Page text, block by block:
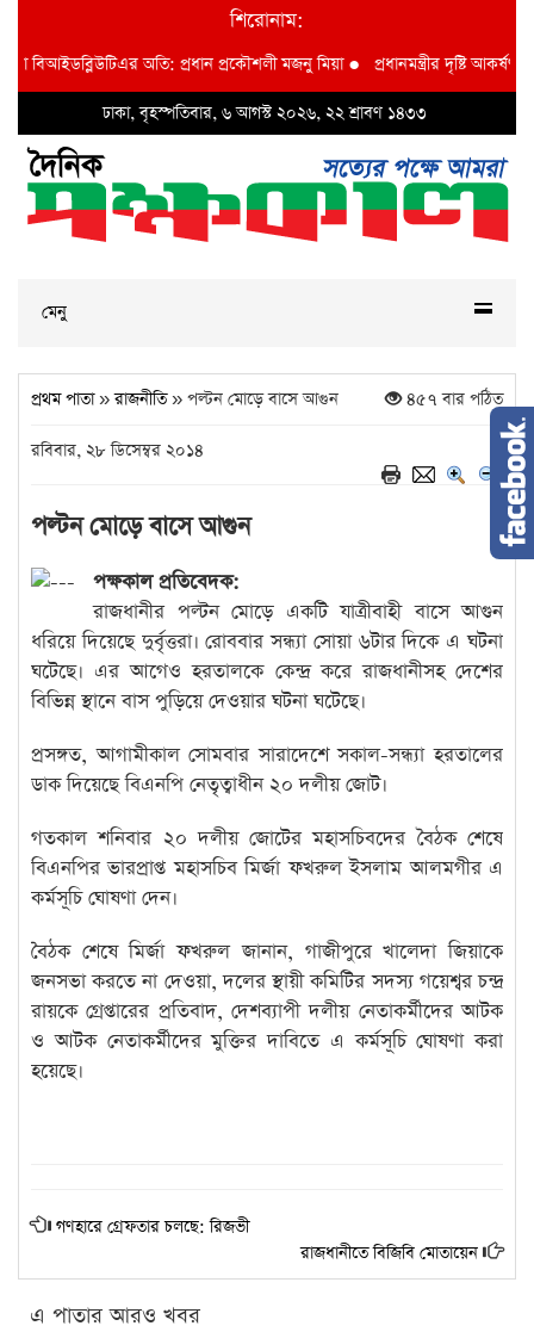
শিরোনাম:
বিআইডব্লিউটিএর অতি: প্রধান প্রকৌশলী মজনু মিয়া● প্রধানমন্ত্রীর দৃষ্টি আকর্ষণ
ঢাকা, বৃহস্পতিবার, ৬ আগস্ট ২০২৬, ২২ শ্রাবণ ১৪৩৩
মেনু
প্রথম পাতা»রাজনীতি» পল্টন মোড়ে বাসে আগুন ৪৫৭ বার পঠিত
রবিবার, ২৮ ডিসেম্বর ২০১৪
পল্টন মোড়ে বাসে আগুন
পক্ষকাল প্রতিবেদক:
রাজধানীর পল্টন মোড়ে একটি যাত্রীবাহী বাসে আগুন
ধরিয়ে দিয়েছে দুর্বৃত্তরা। রোববার সন্ধ্যা সোয়া ৬টার দিকে এ ঘটনা
ঘটেছে। এর আগেও হরতালকে কেন্দ্র করে রাজধানীসহ দেশের
বিভিন্ন স্থানে বাস পুড়িয়ে দেওয়ার ঘটনা ঘটেছে।
প্রসঙ্গত, আগামীকাল সোমবার সারাদেশে সকাল-সন্ধ্যা হরতালের
ডাক দিয়েছে বিএনপি নেতৃত্বাধীন ২০ দলীয় জোট।
গতকাল শনিবার ২০ দলীয় জোটের মহাসচিবদের বৈঠক শেষে
বিএনপির ভারপ্রাপ্ত মহাসচিব মির্জা ফখরুল ইসলাম আলমগীর এ
কর্মসূচি ঘোষণা দেন।
বৈঠক শেষে মির্জা ফখরুল জানান, গাজীপুরে খালেদা জিয়াকে
জনসভা করতে না দেওয়া, দলের স্থায়ী কমিটির সদস্য গয়েশ্বর চন্দ্র
রায়কে গ্রেপ্তারের প্রতিবাদ, দেশব্যাপী দলীয় নেতাকর্মীদের আটক
ও আটক নেতাকর্মীদের মুক্তির দাবিতে এ কর্মসূচি ঘোষণা করা
হয়েছে।
গণহারে গ্রেফতার চলছে: রিজভী
রাজধানীতে বিজিবি মোতায়েন
এ পাতার আরও খবর